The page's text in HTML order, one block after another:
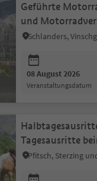
Geführte
und
Schlanders,
08 August 2026
Veranstaltungsdatum
Tagesausritte
Bacherhof im
Pfitsch, Sterzing